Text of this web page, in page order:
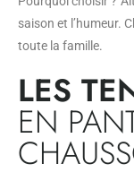
saison et l’humeur.
toute la famille.
LES
EN